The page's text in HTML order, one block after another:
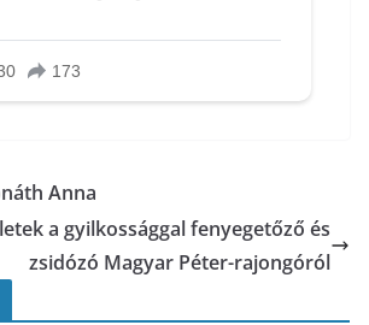
Anna
a gyilkossággal fenyegetőző és
zsidózó Magyar Péter-rajongóról